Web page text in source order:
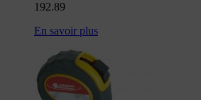
192.89
En savoir plus